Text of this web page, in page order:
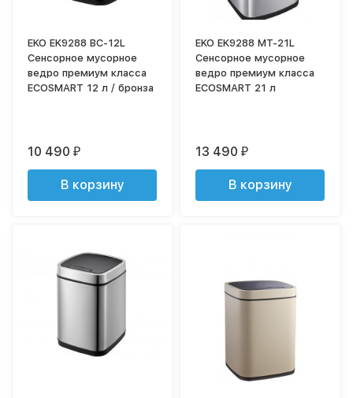
EKO EK9288 BC-12L
Сенсорное мусорное
ведро премиум класса
ECOSMART 12 л / бронза
10 490₽
В корзину
EKO EK9288 MT-21L
Сенсорное мусорное
ведро премиум класса
ECOSMART 21 л
13 490₽
В корзину